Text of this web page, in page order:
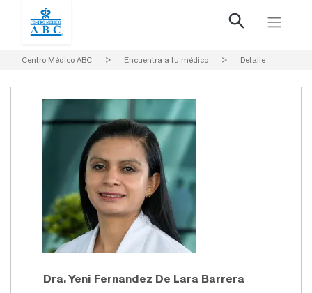
Centro Médico ABC > Encuentra a tu médico > Detalle
Dra. Yeni Fernandez De Lara Barrera